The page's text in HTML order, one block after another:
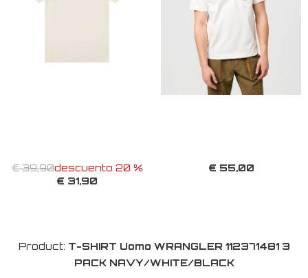
€ 39,90descuento 20 %
€ 31,90
€ 55,00
Product: T-SHIRT Uomo WRANGLER 112371481 3
PACK NAVY/WHITE/BLACK